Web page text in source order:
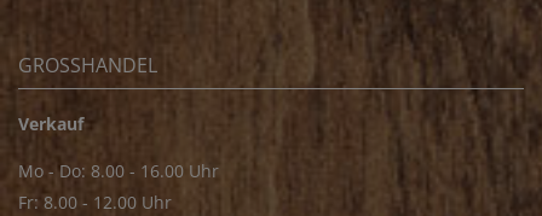
GROSSHANDEL
Verkauf
Mo - Do: 8.00 - 16.00 Uhr
Fr: 8.00 - 12.00 Uhr